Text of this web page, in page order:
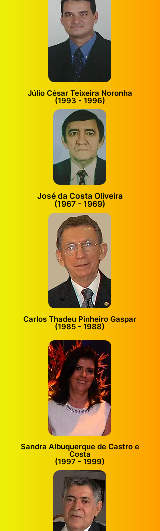
Júlio César Teixeira Noronha
(1993 - 1996)
José da Costa Oliveira
(1967 - 1969)
Carlos Thadeu Pinheiro Gaspar
(1985 - 1988)
Sandra Albuquerque de Castro e
Costa
(1997 - 1999)